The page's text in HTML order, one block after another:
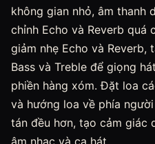
không gian nhỏ, âm thanh
chỉnh Echo và Reverb quá
giảm nhẹ Echo và Reverb,
Bass và Treble để giọng
phiền hàng xóm. Đặt loa
và hướng loa về phía
tán đều hơn, tạo cảm giác
âm nhạc và ca hát.